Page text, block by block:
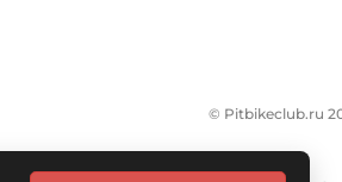
© Pitbikeclub.ru